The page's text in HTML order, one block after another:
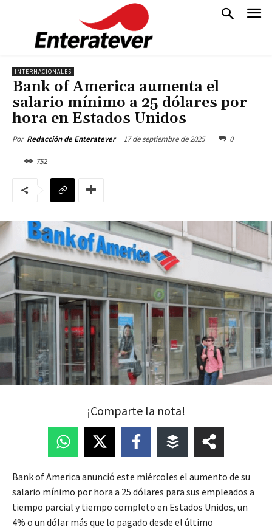
INTERNACIONALES
Bank of America aumenta el
salario mínimo a 25 dólares por
hora en Estados Unidos
Por Redacción de Enteratever 17 de septiembre de 2025 0
752
¡Comparte la nota!
Bank of America anunció este miércoles el aumento de su
salario mínimo por hora a 25 dólares para sus empleados a
tiempo parcial y tiempo completo en Estados Unidos, un
4% o un dólar más que lo pagado desde el último